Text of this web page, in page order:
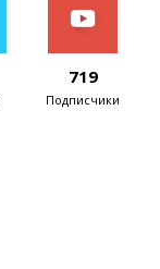
719
Подписчики